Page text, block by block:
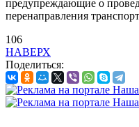
предупреждающие о
перенаправления
106
НАВЕРХ
Поделиться: